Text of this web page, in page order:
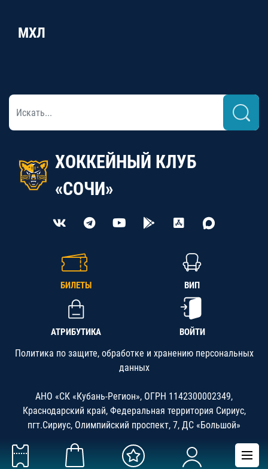
МХЛ
ХОККЕЙНЫЙ КЛУБ
«СОЧИ»
БИЛЕТЫ ВИП
АТРИБУТИКА ВОЙТИ
Политика по защите, обработке и хранению персональных
данных
АНО «СК «Кубань-Регион», ОГРН 1142300002349,
Краснодарский край, Федеральная территория Сириус,
пгт.Сириус, Олимпийский проспект, 7, ДС «Большой»